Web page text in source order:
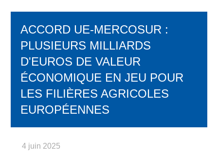
ACCORD UE-MERCOSUR :
PLUSIEURS MILLIARDS
D'EUROS DE VALEUR
ÉCONOMIQUE EN JEU POUR
LES FILIÈRES AGRICOLES
EUROPÉENNES
4 juin 2025